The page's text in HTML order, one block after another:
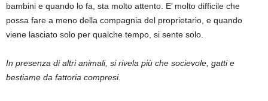
bambini e quando lo fa, sta molto attento. E’ molto difficile che
possa fare a meno della compagnia del proprietario, e quando
viene lasciato solo per qualche tempo, si sente solo.
In presenza di altri animali, si rivela più che socievole, gatti e
bestiame da fattoria compresi.